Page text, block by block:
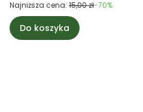
Najniższa cena: 15,00 zł-70%
Do koszyka